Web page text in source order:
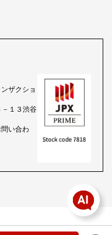
ザクショ
１３渋谷
い合わ